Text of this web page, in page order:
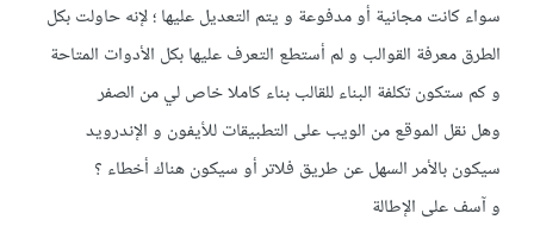
سواء كانت مجانية أو مدفوعة و يتم التعديل عليها ؛ لإنه حاولت بكل
الطرق معرفة القوالب و لم أستطع التعرف عليها بكل الأدوات المتاحة
و كم ستكون تكلفة البناء للقالب بناء كاملا خاص لي من الصفر
وهل نقل الموقع من الويب على التطبيقات للأيفون و الإندرويد
سيكون بالأمر السهل عن طريق فلاتر أو سيكون هناك أخطاء ؟
و آسف على الإطالة